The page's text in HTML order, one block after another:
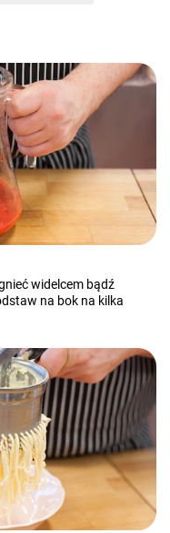
widelcem bądź
na bok na kilka